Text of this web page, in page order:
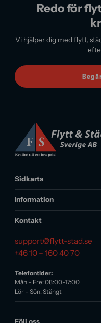
Redo för
Vi hjälper dig med flytt,
Sidkarta
Information
Kontakt
support@flytt-stad.se
+46 10 – 160 40 70
Telefontider:
Mån – Fre: 08:00-17:00
Lör – Sön: Stängt